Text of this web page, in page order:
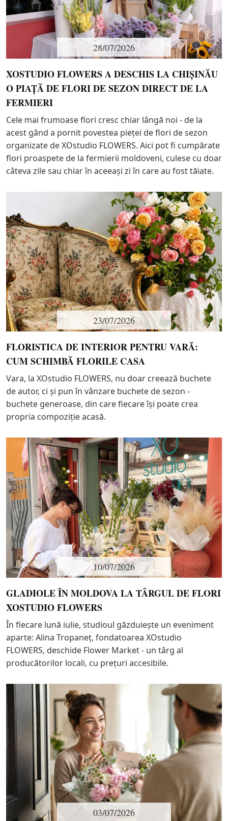
28/07/2026
XOSTUDIO FLOWERS A DESCHIS LA CHIȘINĂU
O PIAȚĂ DE FLORI DE SEZON DIRECT DE LA
FERMIERI
Cele mai frumoase flori cresc chiar lângă noi - de la
acest gând a pornit povestea pieței de flori de sezon
organizate de XOstudio FLOWERS. Aici pot fi cumpărate
flori proaspete de la fermierii moldoveni, culese cu doar
câteva zile sau chiar în aceeași zi în care au fost tăiate.
23/07/2026
FLORISTICA DE INTERIOR PENTRU VARĂ:
CUM SCHIMBĂ FLORILE CASA
Vara, la XOstudio FLOWERS, nu doar creează buchete
de autor, ci și pun în vânzare buchete de sezon -
buchete generoase, din care fiecare își poate crea
propria compoziție acasă.
10/07/2026
GLADIOLE ÎN MOLDOVA LA TÂRGUL DE FLORI
XOSTUDIO FLOWERS
În fiecare lună iulie, studioul găzduiește un eveniment
aparte: Alina Tropaneț, fondatoarea XOstudio
FLOWERS, deschide Flower Market - un târg al
producătorilor locali, cu prețuri accesibile.
03/07/2026